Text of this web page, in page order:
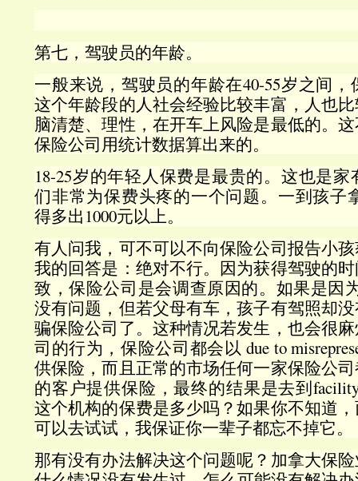
第七，驾驶员的年龄。
一般来说，驾驶员的年龄在40-55岁之间
这个年龄段的人社会经验比较丰富，人也
脑清楚、理性，在开车上风险是最低的。
保险公司用统计数据算出来的。
18-25岁的年轻人保费是最贵的。这也是
们非常为保费头疼的一个问题。一到孩子
得多出1000元以上。
有人问我，可不可以不向保险公司报告小
我的回答是：绝对不行。因为获得驾驶的
致，保险公司是会调查原因的。如果是因
没有问题，但若父母有车，孩子有驾照却
骗保险公司了。这种情况若发生，也会很
司的行为，保险公司都会以 due to
供保险，而且正常的市场任何一家保险公
的客户提供保险，最终的结果是去到
这个机构的保费是多少吗？如果你不知道
可以去试试，我保证你一辈子都忘不掉它。
那有没有办法解决这个问题呢？加拿大保